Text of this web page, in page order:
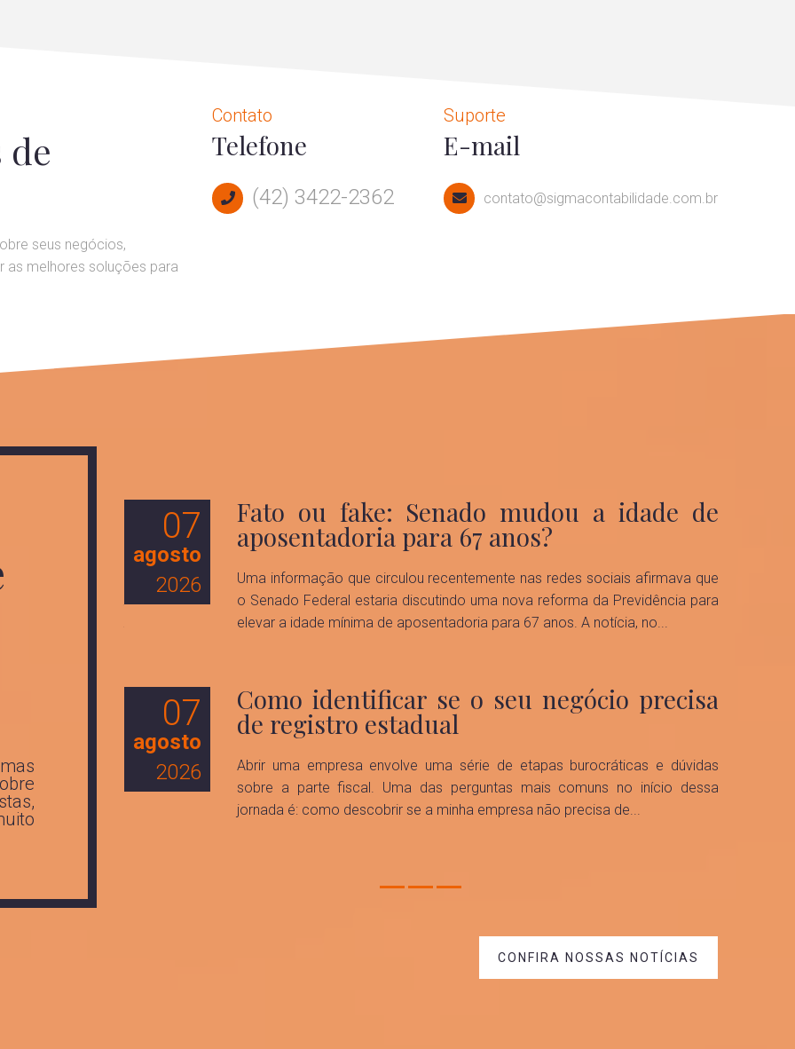
de
seus negócios,
as melhores soluções para
Contato
Telefone
(42) 3422-2362
Suporte
E-mail
contato@sigmacontabilidade.com.br
tem ganhado
representa
curtos em busca
ISS
Imposto Sobre
acumulando
07
agosto
2026
Fato ou fake: Senado mudou a idade de
aposentadoria para 67 anos?
Uma informação que circulou recentemente nas redes sociais afirmava que
o Senado Federal estaria discutindo uma nova reforma da Previdência para
elevar a idade mínima de aposentadoria para 67 anos. A notícia, no...
07
agosto
2026
Como identificar se o seu negócio precisa
de registro estadual
Abrir uma empresa envolve uma série de etapas burocráticas e dúvidas
sobre a parte fiscal. Uma das perguntas mais comuns no início dessa
jornada é: como descobrir se a minha empresa não precisa de...
CONFIRA NOSSAS NOTÍCIAS